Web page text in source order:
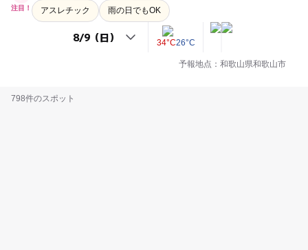
注目！ アスレチック 雨の日でもOK
34°C26°C
予報地点：和歌山県和歌山市
798件のスポット